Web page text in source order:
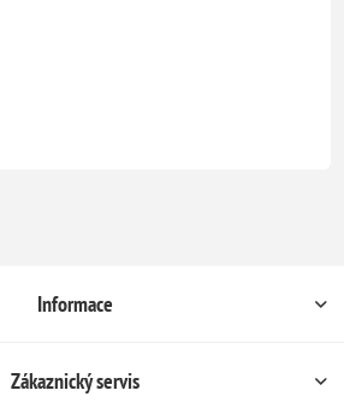
Informace
Zákaznický servis